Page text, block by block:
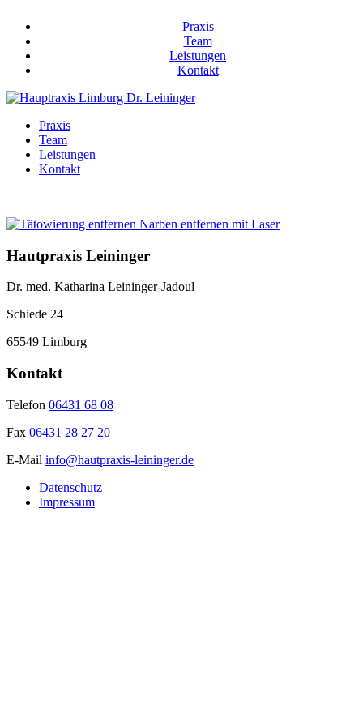
Praxis
Team
Leistungen
Kontakt
Praxis
Team
Leistungen
Kontakt
Hautpraxis Leininger
Dr. med. Katharina Leininger-Jadoul
Schiede 24
65549 Limburg
Kontakt
Telefon 06431 68 08
Fax 06431 28 27 20
E-Mail info@hautpraxis-leininger.de
Datenschutz
Impressum